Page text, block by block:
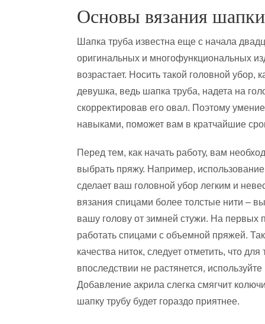
Основы вязания
Шапка труба известна еще с начала
оригинальных и многофункциональных
возрастает. Носить такой головной
девушка, ведь шапка труба, надета на
скорректировав его овал. Поэтому
навыками, поможет вам в кратчайшие
Перед тем, как начать работу, вам
выбрать пряжу. Например,
сделает ваш головной убор легким и
вязания спицами более толстые нити –
вашу голову от зимней стужи. На первых
работать спицами с объемной пряжей.
качества ниток, следует отметить, что
впоследствии не растянется,
Добавление акрила слегка смягчит
шапку трубу будет гораздо приятнее.